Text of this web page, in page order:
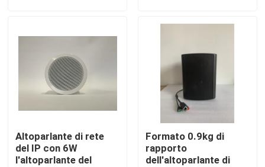
Notizie
Amplificatore dell'altoparlante
Altoparlante di rete
del IP con 6W
l'altoparlante del
Formato 0.9kg di
rapporto
dell'altoparlante di